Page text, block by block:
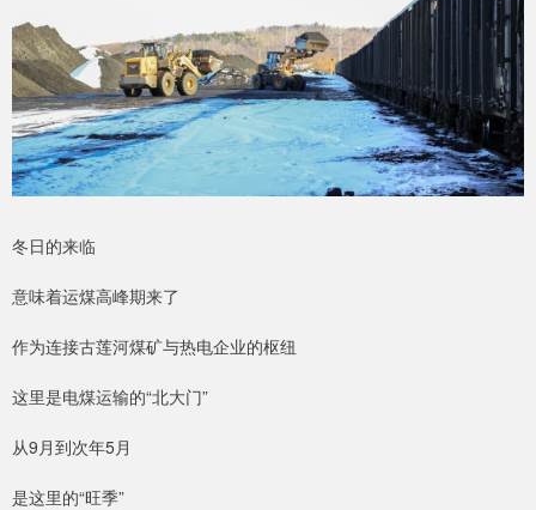
冬日的来临
意味着运煤高峰期来了
作为连接古莲河煤矿与热电企业的枢纽
这里是电煤运输的“北大门”
从9月到次年5月
是这里的“旺季”